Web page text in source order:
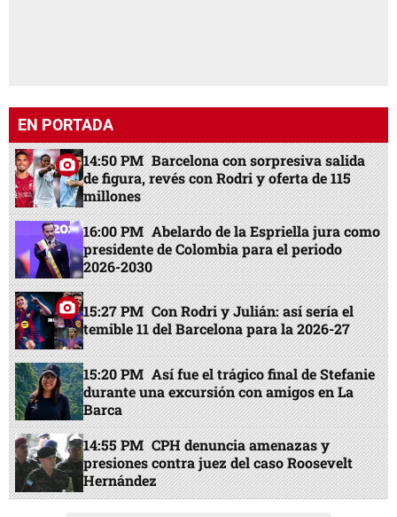
EN PORTADA
14:50 PM Barcelona con sorpresiva salida
de figura, revés con Rodri y oferta de 115
millones
16:00 PM Abelardo de la Espriella jura como
presidente de Colombia para el periodo
2026-2030
15:27 PM Con Rodri y Julián: así sería el
temible 11 del Barcelona para la 2026-27
15:20 PM Así fue el trágico final de Stefanie
durante una excursión con amigos en La
Barca
14:55 PM CPH denuncia amenazas y
presiones contra juez del caso Roosevelt
Hernández